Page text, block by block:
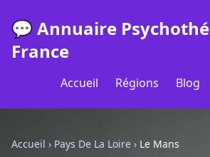
💬 Annuaire
France
Accueil Régions Blog
Accueil › Pays De La Loire › Le Mans